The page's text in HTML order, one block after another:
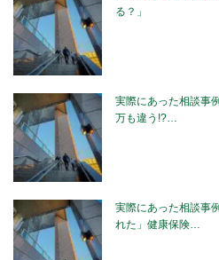
る？」
実際にあった相談事
万も違う!?…
実際にあった相談事
れた」健康保険…